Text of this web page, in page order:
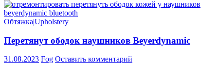
Обтяжка|Upholstery
Перетянут ободок наушников Beyerdynamic
31.08.2023 Fog Оставить комментарий